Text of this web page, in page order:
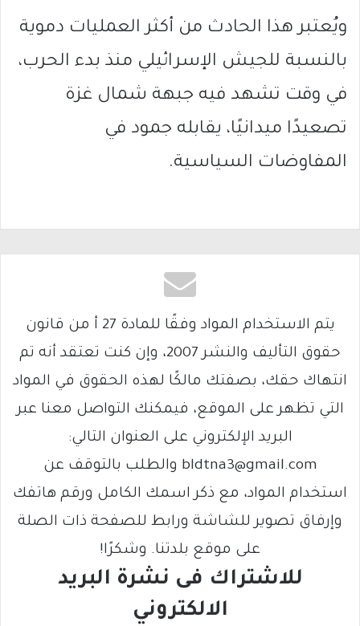
ويُعتبر هذا الحادث من أكثر العمليات دموية
بالنسبة للجيش الإسرائيلي منذ بدء الحرب،
في وقت تشهد فيه جبهة شمال غزة
تصعيدًا ميدانيًا، يقابله جمود في
المفاوضات السياسية.
يتم الاستخدام المواد وفقًا للمادة 27 أ من قانون
حقوق التأليف والنشر 2007، وإن كنت تعتقد أنه تم
انتهاك حقك، بصفتك مالكًا لهذه الحقوق في المواد
التي تظهر على الموقع، فيمكنك التواصل معنا عبر
البريد الإلكتروني على العنوان التالي:
bldtna3@gmail.com والطلب بالتوقف عن
استخدام المواد، مع ذكر اسمك الكامل ورقم هاتفك
وإرفاق تصوير للشاشة ورابط للصفحة ذات الصلة
على موقع بلدتنا. وشكرًا!
للاشتراك فى نشرة البريد
الالكتروني